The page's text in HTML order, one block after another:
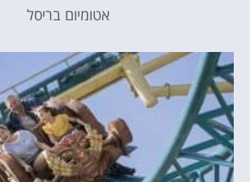
אטומיום בריסל